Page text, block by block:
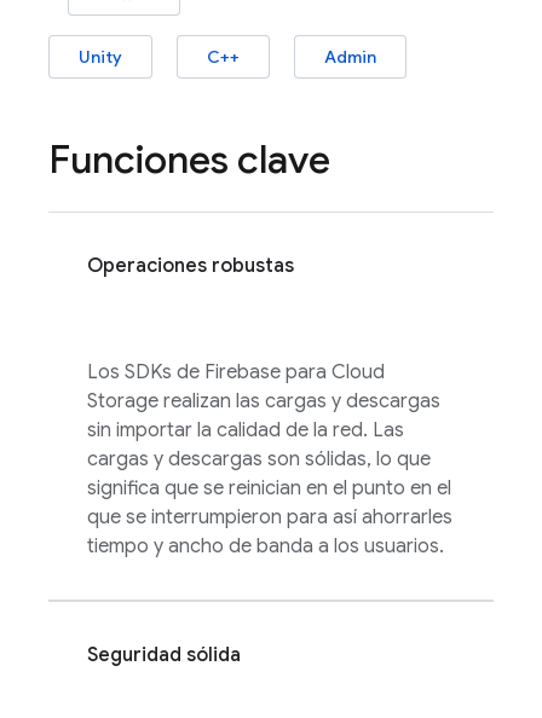
Unity C++ Admin
Funciones clave
Operaciones robustas
Los SDKs de Firebase para Cloud
Storage realizan las cargas y descargas
sin importar la calidad de la red. Las
cargas y descargas son sólidas, lo que
significa que se reinician en el punto en el
que se interrumpieron para así ahorrarles
tiempo y ancho de banda a los usuarios.
Seguridad sólida